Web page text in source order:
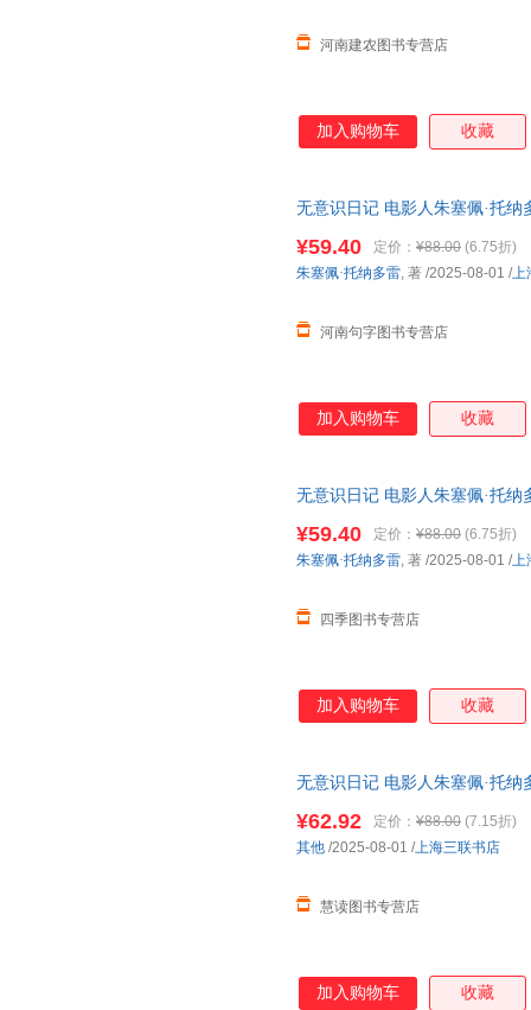
河南建农图书专营店
加入购物车 收藏
无意识日记 电影人朱塞佩·托
¥59.40 定价： ¥88.00 (6.75折)
河南句字图书专营店
朱塞佩·托纳多雷, 著 /2025-08-01 /上
加入购物车 收藏
无意识日记 电影人朱塞佩·托
票
¥59.40 定价： ¥88.00 (6.75折)
四季图书专营店
朱塞佩·托纳多雷, 著 /2025-08-01 /上
加入购物车 收藏
无意识日记 电影人朱塞佩·托
¥62.92 定价： ¥88.00 (7.15折)
慧读图书专营店
其他 /2025-08-01 /上海三联书店
加入购物车 收藏